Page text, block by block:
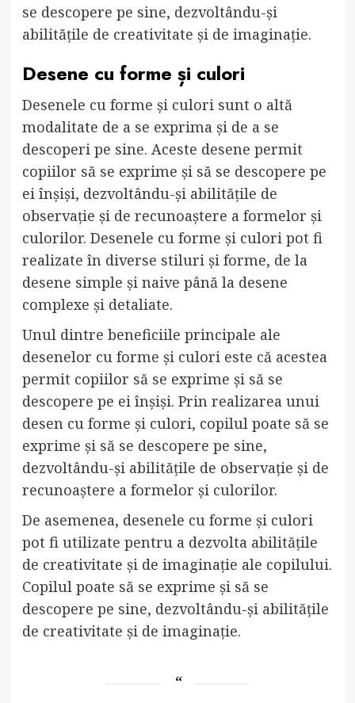
se descopere pe sine, dezvoltându-și
abilitățile de creativitate și de imaginație.
Desene cu forme și culori
Desenele cu forme și culori sunt o altă
modalitate de a se exprima și de a se
descoperi pe sine. Aceste desene permit
copiilor să se exprime și să se descopere pe
ei înșiși, dezvoltându-și abilitățile de
observație și de recunoaștere a formelor și
culorilor. Desenele cu forme și culori pot fi
realizate în diverse stiluri și forme, de la
desene simple și naive până la desene
complexe și detaliate.
Unul dintre beneficiile principale ale
desenelor cu forme și culori este că acestea
permit copiilor să se exprime și să se
descopere pe ei înșiși. Prin realizarea unui
desen cu forme și culori, copilul poate să se
exprime și să se descopere pe sine,
dezvoltându-și abilitățile de observație și de
recunoaștere a formelor și culorilor.
De asemenea, desenele cu forme și culori
pot fi utilizate pentru a dezvolta abilitățile
de creativitate și de imaginație ale copilului.
Copilul poate să se exprime și să se
descopere pe sine, dezvoltându-și abilitățile
de creativitate și de imaginație.